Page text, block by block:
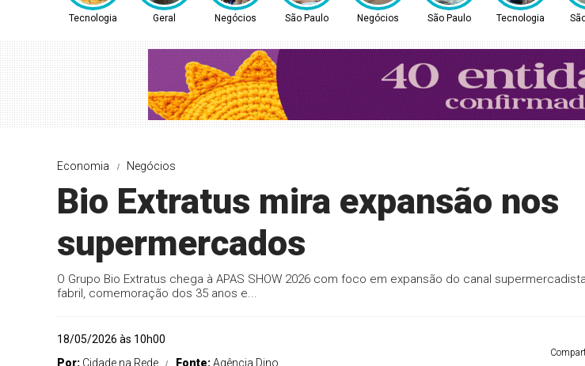
Tecnologia Geral Negócios São Paulo Negócios São Paulo Tecnologia
Economia Negócios
Bio Extratus mira expansão nos
supermercados
O Grupo Bio Extratus chega à APAS SHOW 2026 com foco em expansão do canal
fabril, comemoração dos 35 anos e...
18/05/2026 às 10h00
Por: Cidade na Rede Fonte:Agência Dino